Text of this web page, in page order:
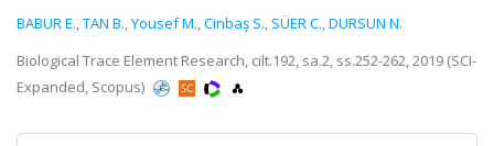
BABUR E.,TAN B.,Yousef M.,Cinbaş S., SÜER C.,DURSUN N.
Biological Trace Element Research, cilt.192, sa.2, ss.252-262, 2019 (SCI-
Expanded, Scopus)